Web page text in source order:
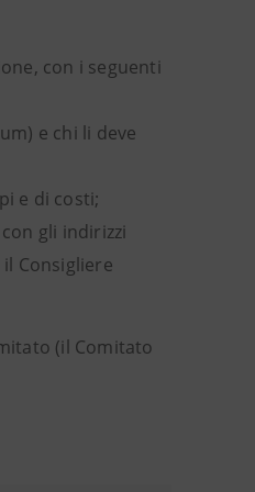
con i seguenti
e chi li deve
e di costi;
gli indirizzi
Consigliere
(il Comitato